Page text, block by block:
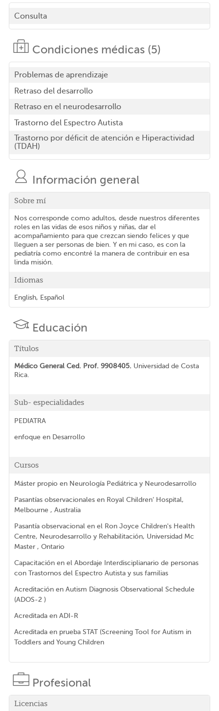
Consulta
Condiciones médicas (5)
Problemas de aprendizaje
Retraso del desarrollo
Retraso en el neurodesarrollo
Trastorno del Espectro Autista
Trastorno por déficit de atención e Hiperactividad
(TDAH)
Información general
Sobre mí
Nos corresponde como adultos, desde nuestros diferentes
roles en las vidas de esos niños y niñas, dar el
acompañamiento para que crezcan siendo felices y que
lleguen a ser personas de bien. Y en mi caso, es con la
pediatría como encontré la manera de contribuir en esa
linda misión.
Idiomas
English, Español
Educación
Títulos
Médico General Ced. Prof. 9908405. Universidad de Costa
Rica.
Sub- especialidades
PEDIATRA
enfoque en Desarrollo
Cursos
Máster propio en Neurología Pediátrica y Neurodesarrollo
Pasantías observacionales en Royal Children‘ Hospital,
Melbourne , Australia
Pasantía observacional en el Ron Joyce Children's Health
Centre, Neurodesarrollo y Rehabilitación, Universidad Mc
Master , Ontario
Capacitación en el Abordaje Interdisciplianario de personas
con Trastornos del Espectro Autista y sus familias
Acreditación en Autism Diagnosis Observational Schedule
(ADOS-2 )
Acreditada en ADI-R
Acreditada en prueba STAT (Screening Tool for Autism in
Toddlers and Young Children
Profesional
Licencias